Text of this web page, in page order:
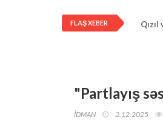
FLAŞ XEBER
"Partlayış
İDMAN 2.12.2025